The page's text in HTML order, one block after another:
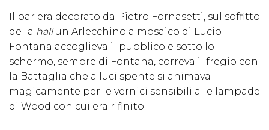
Il bar era decorato da Pietro Fornasetti, sul soffitto
della hallun Arlecchino a mosaico di Lucio
Fontana accoglieva il pubblico e sotto lo
schermo, sempre di Fontana, correva il fregio con
la Battaglia che a luci spente si animava
magicamente per le vernici sensibili alle lampade
di Wood con cui era rifinito.